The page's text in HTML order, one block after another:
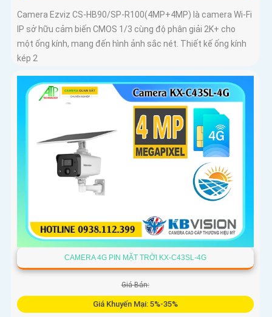
Camera Ezviz CS-HB90/SP-R100(4MP+4MP) là camera Wi-Fi
IP sở hữu cảm biến CMOS 1/3 cùng độ phân giải 2K+ cho
một ống kính, mang đến hình ảnh sắc nét. Thiết kế ống kính
kép 2
CAMERA 4G PIN MẶT TRỜI KX-C43SL-4G
Giá Bán:
Giá Khuyến Mại: 5%-35%